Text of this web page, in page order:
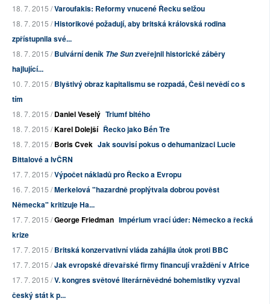
18. 7. 2015 /Varoufakis: Reformy vnucené Řecku selžou
18. 7. 2015 /Historikové požadují, aby britská královská rodina
zpřístupnila své...
18. 7. 2015 /Bulvární deník The Sunzveřejnil historické záběry
hajlující...
10. 7. 2015 /Blyštivý obraz kapitalismu se rozpadá, Češi nevědí co s
tím
18. 7. 2015 /Daniel Veselý Triumf bitého
18. 7. 2015 /Karel Dolejší Řecko jako Bến Tre
18. 7. 2015 /Boris Cvek Jak souvisí pokus o dehumanizaci Lucie
Bittalové a IvČRN
17. 7. 2015 /Výpočet nákladů pro Řecko a Evropu
16. 7. 2015 /Merkelová "hazardně proplýtvala dobrou pověst
Německa" kritizuje Ha...
17. 7. 2015 /George Friedman Impérium vrací úder: Německo a řecká
krize
17. 7. 2015 /Britská konzervativní vláda zahájila útok proti BBC
17. 7. 2015 /Jak evropské dřevařské firmy financují vraždění v Africe
17. 7. 2015 /V. kongres světové literárněvědné bohemistiky vyzval
český stát k p...